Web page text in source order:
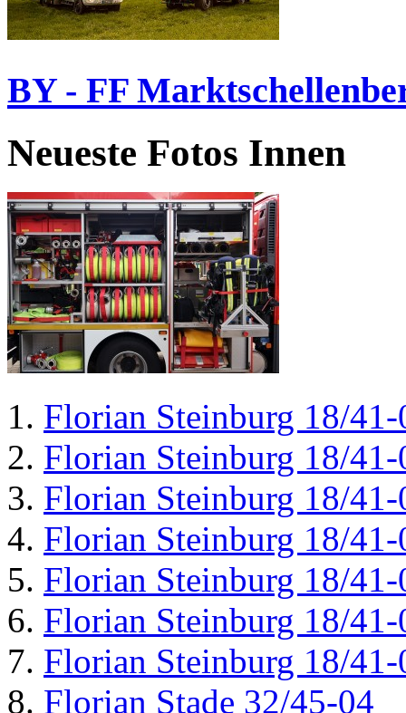
BY - FF
Neueste Fotos Innen
Florian Steinburg 18/41-
Florian Steinburg 18/41-
Florian Steinburg 18/41-
Florian Steinburg 18/41-
Florian Steinburg 18/41-
Florian Steinburg 18/41-
Florian Steinburg 18/41-
Florian Stade 32/45-04